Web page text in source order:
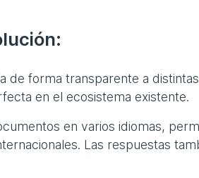
de forma transparente a
en el ecosistema existente.
en varios idiomas,
Las respuestas